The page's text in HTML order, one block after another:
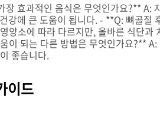
효과적인 음식은 무엇인가요?** A:
강에 큰 도움이 됩니다. - **Q: 뼈골절
양소에 따라 다르지만, 올바른 식단
이 되는 다른 방법은 무엇인가요?**
좋습니다.
이드